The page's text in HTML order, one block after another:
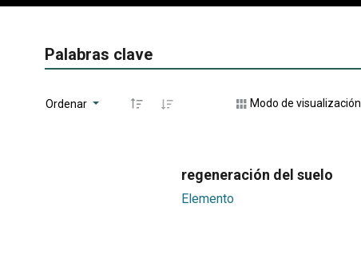
Palabras clave
Ordenar Modo de visualización
regeneración del suelo
Elemento